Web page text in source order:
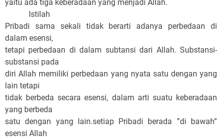
yaitu ada tiga keberadaan yang menjadi Allah.
Istilah
Pribadi sama sekali tidak berarti adanya perbedaan di
dalam esensi,
tetapi perbedaan di dalam subtansi dari Allah. Substansi-
substansi pada
diri Allah memiliki perbedaan yang nyata satu dengan yang
lain tetapi
tidak berbeda secara esensi, dalam arti suatu keberadaan
yang berbeda
satu dengan yang lain.setiap Pribadi berada ”di bawah”
esensi Allah